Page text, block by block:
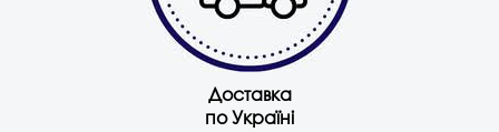
Доставка
по Україні